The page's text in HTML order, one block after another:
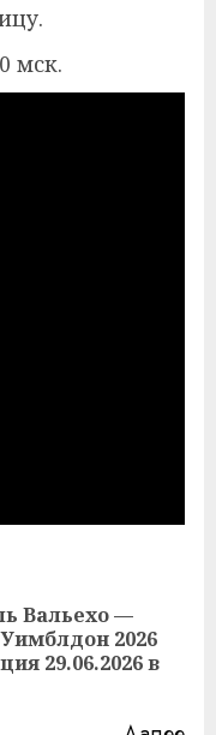
мск.
Вальехо —
2026
29.06.2026 в